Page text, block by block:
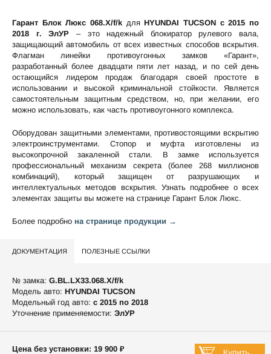
Гарант Блок Люкс 068.Х/f/k дляHYUNDAI TUCSON c 2015 по
2018 г. ЭлУР – это надежный блокиратор рулевого вала,
защищающий автомобиль от всех известных способов вскрытия.
Флагман линейки противоугонных замков «Гарант»,
разработанный более двадцати пяти лет назад, и по сей день
остающийся лидером продаж благодаря своей простоте в
использовании и высокой криминальной стойкости. Является
самостоятельным защитным средством, но, при желании, его
можно использовать, как часть противоугонного комплекса.
Оборудован защитными элементами, противостоящими вскрытию
электроинструментами. Стопор и муфта изготовлены из
высокопрочной закаленной стали. В замке используется
профессиональный механизм секрета (более 268 миллионов
комбинаций), который защищен от разрушающих и
интеллектуальных методов вскрытия. Узнать подробнее о всех
элементах защиты вы можете на странице Гарант Блок Люкс.
Более подробно на странице продукции →
ДОКУМЕНТАЦИЯ ПОЛЕЗНЫЕ ССЫЛКИ
№ замка: G.BL.LX33.068.X/f/k
Модель авто: HYUNDAI TUCSON
Модельный год авто: c 2015 по 2018
Уточнение применяемости: ЭлУР
Цена без установки: 19 900 ₽